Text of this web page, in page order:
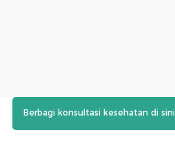
Berbagi konsultasi kesehatan di sini